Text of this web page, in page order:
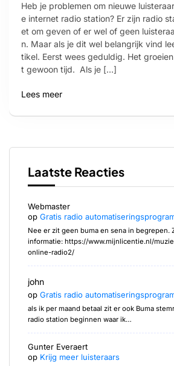
Heb je problemen om nieuwe
e internet radio station? Er zijn radio
et om geven of er wel of geen
n. Maar als je dit wel belangrijk vind
tikel. Eerst wees geduldig. Het
t gewoon tijd. Als je […]
Lees meer
Laatste Reacties
Webmaster
op Gratis radio
Nee er zit geen buma en sena in begrepen.
informatie: https://www.mijnlicentie.nl/
online-radio2/
john
op Gratis radio
als ik per maand betaal zit er ook Buma
radio station beginnen waar ik…
Gunter Everaert
op Krijg meer luisteraars